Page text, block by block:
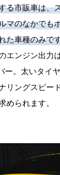
る市販車は、
マのなかでも
た車種のみで
エンジン出力
ー。太いタイ
リングスピー
められます。